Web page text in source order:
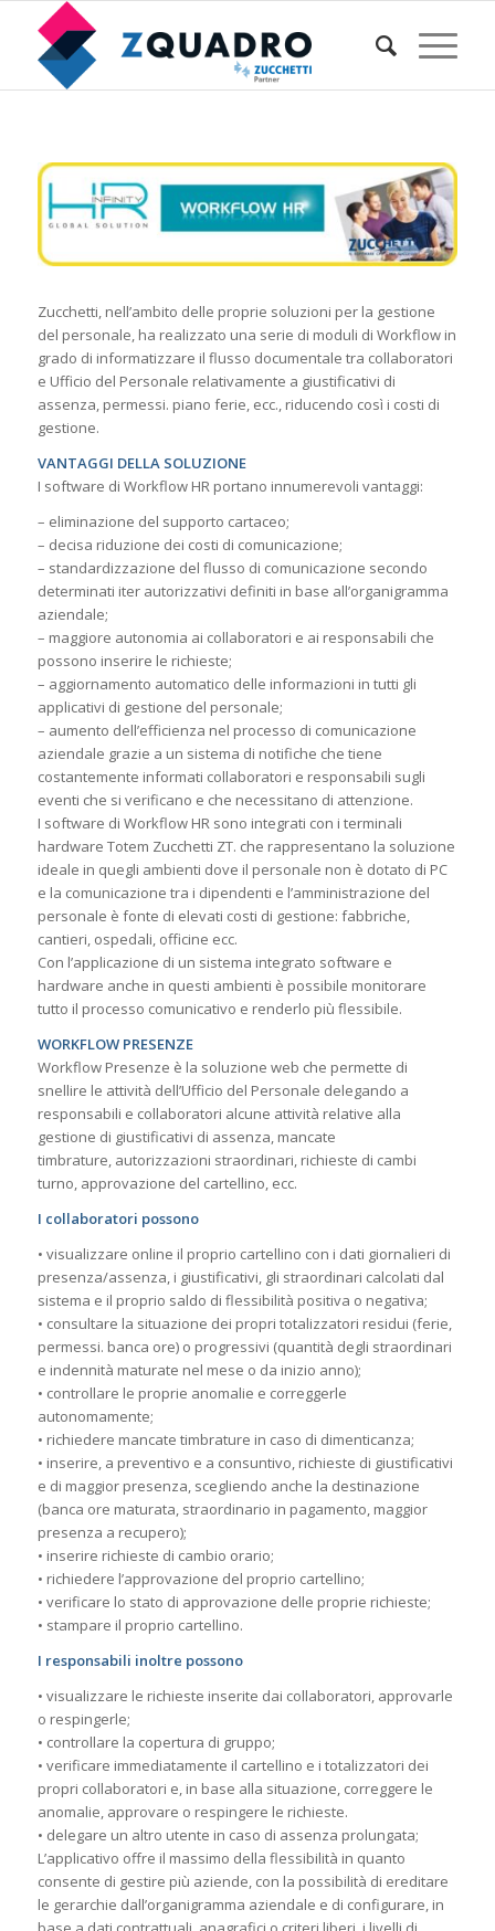
Zucchetti, nell’ambito delle proprie soluzioni per la gestione
del personale, ha realizzato una serie di moduli di Workflow in
grado di informatizzare il flusso documentale tra collaboratori
e Ufficio del Personale relativamente a giustificativi di
assenza, permessi. piano ferie, ecc., riducendo così i costi di
gestione.
VANTAGGI DELLA SOLUZIONE
I software di Workflow HR portano innumerevoli vantaggi:
– eliminazione del supporto cartaceo;
– decisa riduzione dei costi di comunicazione;
– standardizzazione del flusso di comunicazione secondo
determinati iter autorizzativi definiti in base all’organigramma
aziendale;
– maggiore autonomia ai collaboratori e ai responsabili che
possono inserire le richieste;
– aggiornamento automatico delle informazioni in tutti gli
applicativi di gestione del personale;
– aumento dell’efficienza nel processo di comunicazione
aziendale grazie a un sistema di notifiche che tiene
costantemente informati collaboratori e responsabili sugli
eventi che si verificano e che necessitano di attenzione.
I software di Workflow HR sono integrati con i terminali
hardware Totem Zucchetti ZT. che rappresentano la soluzione
ideale in quegli ambienti dove il personale non è dotato di PC
e la comunicazione tra i dipendenti e l’amministrazione del
personale è fonte di elevati costi di gestione: fabbriche,
cantieri, ospedali, officine ecc.
Con l’applicazione di un sistema integrato software e
hardware anche in questi ambienti è possibile monitorare
tutto il processo comunicativo e renderlo più flessibile.
WORKFLOW PRESENZE
Workflow Presenze è la soluzione web che permette di
snellire le attività dell’Ufficio del Personale delegando a
responsabili e collaboratori alcune attività relative alla
gestione di giustificativi di assenza, mancate
timbrature, autorizzazioni straordinari, richieste di cambi
turno, approvazione del cartellino, ecc.
I collaboratori possono
• visualizzare online il proprio cartellino con i dati giornalieri di
presenza/assenza, i giustificativi, gli straordinari calcolati dal
sistema e il proprio saldo di flessibilità positiva o negativa;
• consultare la situazione dei propri totalizzatori residui (ferie,
permessi. banca ore) o progressivi (quantità degli straordinari
e indennità maturate nel mese o da inizio anno);
• controllare le proprie anomalie e correggerle
autonomamente;
• richiedere mancate timbrature in caso di dimenticanza;
• inserire, a preventivo e a consuntivo, richieste di giustificativi
e di maggior presenza, scegliendo anche la destinazione
(banca ore maturata, straordinario in pagamento, maggior
presenza a recupero);
• inserire richieste di cambio orario;
• richiedere l’approvazione del proprio cartellino;
• verificare lo stato di approvazione delle proprie richieste;
• stampare il proprio cartellino.
I responsabili inoltre possono
• visualizzare le richieste inserite dai collaboratori, approvarle
o respingerle;
• controllare la copertura di gruppo;
• verificare immediatamente il cartellino e i totalizzatori dei
propri collaboratori e, in base alla situazione, correggere le
anomalie, approvare o respingere le richieste.
• delegare un altro utente in caso di assenza prolungata;
L’applicativo offre il massimo della flessibilità in quanto
consente di gestire più aziende, con la possibilità di ereditare
le gerarchie dall’organigramma aziendale e di configurare, in